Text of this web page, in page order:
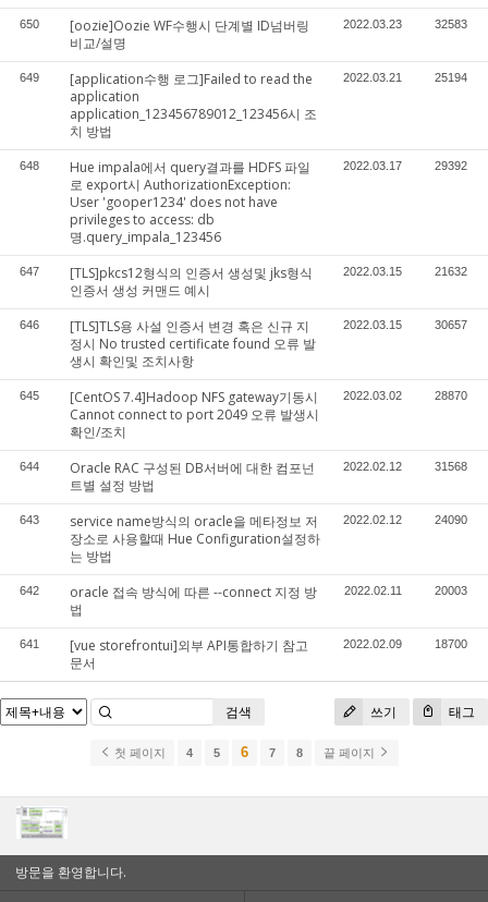
650
[oozie]Oozie WF수행시 단계별 ID넘버링
비교/설명
2022.03.23 32583
649
[application수행 로그]Failed to read the
application
application_123456789012_123456시 조
치 방법
2022.03.21 25194
648
Hue impala에서 query결과를 HDFS 파일
로 export시 AuthorizationException:
User 'gooper1234' does not have
privileges to access: db
명.query_impala_123456
2022.03.17 29392
647
[TLS]pkcs12형식의 인증서 생성및 jks형식
인증서 생성 커맨드 예시
2022.03.15 21632
646
[TLS]TLS용 사설 인증서 변경 혹은 신규 지
정시 No trusted certificate found 오류 발
생시 확인및 조치사항
2022.03.15 30657
645
[CentOS 7.4]Hadoop NFS gateway기동시
Cannot connect to port 2049 오류 발생시
확인/조치
2022.03.02 28870
644
Oracle RAC 구성된 DB서버에 대한 컴포넌
트별 설정 방법
2022.02.12 31568
643
service name방식의 oracle을 메타정보 저
장소로 사용할때 Hue Configuration설정하
는 방법
2022.02.12 24090
642
oracle 접속 방식에 따른 --connect 지정 방
법
2022.02.11 20003
641
[vue storefrontui]외부 API통합하기 참고
문서
2022.02.09 18700
쓰기 태그
검색
첫 페이지 4 5 6 7 8 끝 페이지
방문을 환영합니다.